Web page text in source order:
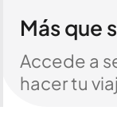
Más que
Accede a
hacer tu